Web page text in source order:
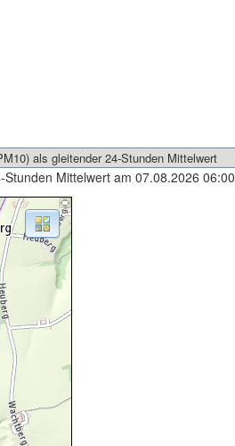
Mittelwert am 07.08.2026 06:00